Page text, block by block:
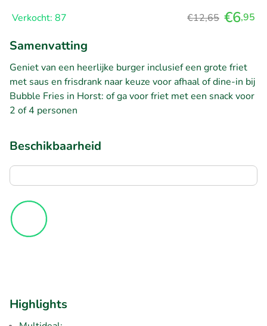
Verkocht: 87 €12,65 €6,95
Samenvatting
Geniet van een heerlijke burger inclusief een grote friet
met saus en frisdrank naar keuze voor afhaal of dine-in bij
Bubble Fries in Horst: of ga voor friet met een snack voor
2 of 4 personen
Beschikbaarheid
Highlights